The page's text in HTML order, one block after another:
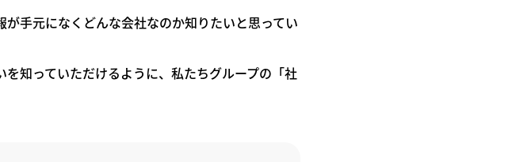
手元になくどんな会社なのか知りたいと思ってい
知っていただけるように、私たちグループの「社